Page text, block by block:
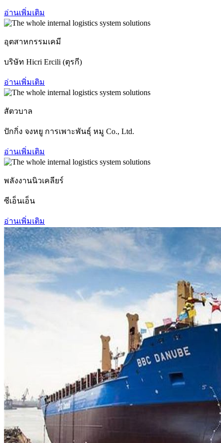
อ่านเพิ่มเติม
อุตสาหกรรมเคมี
บริษัท Hicri Ercili (ตุรกี)
อ่านเพิ่มเติม
สัตวบาล
ปักกิ่ง จงหยู การเพาะพันธุ์ หมู Co., Ltd.
อ่านเพิ่มเติม
พลังงานนิวเคลียร์
ซีเอ็นเอ็น
อ่านเพิ่มเติม